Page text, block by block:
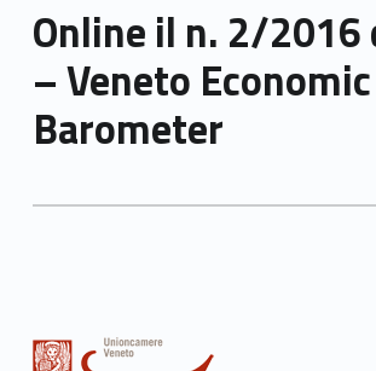
Online il n. 2/2016 di VEB
– Veneto Economic
Barometer